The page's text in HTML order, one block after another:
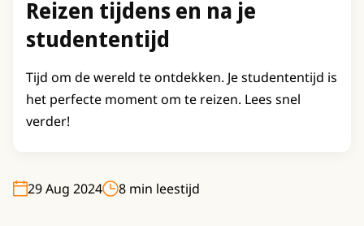
Reizen tijdens en na je
studententijd
Tijd om de wereld te ontdekken. Je studententijd is
het perfecte moment om te reizen. Lees snel
verder!
29 Aug 2024 8 min leestijd